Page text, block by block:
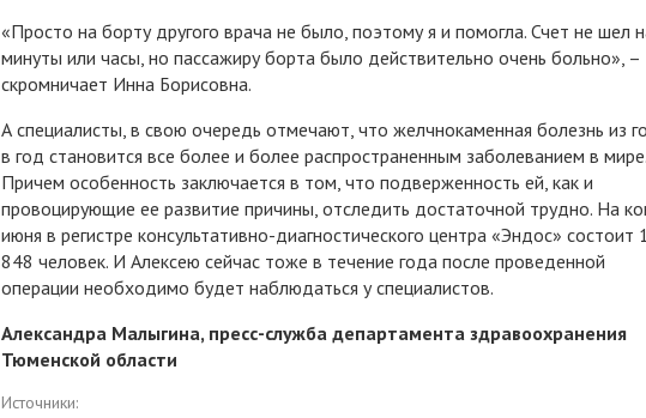
«Просто на борту другого врача не было, поэтому я и помогла. Счет не шел
минуты или часы, но пассажиру борта было действительно очень больно», –
скромничает Инна Борисовна.
А специалисты, в свою очередь отмечают, что желчнокаменная болезнь из
в год становится все более и более распространенным заболеванием в мире.
Причем особенность заключается в том, что подверженность ей, как и
провоцирующие ее развитие причины, отследить достаточной трудно. На
июня в регистре консультативно-диагностического центра «Эндос» состоит
848 человек. И Алексею сейчас тоже в течение года после проведенной
операции необходимо будет наблюдаться у специалистов.
Александра Малыгина, пресс-служба департамента здравоохранения
Тюменской области
Источники: